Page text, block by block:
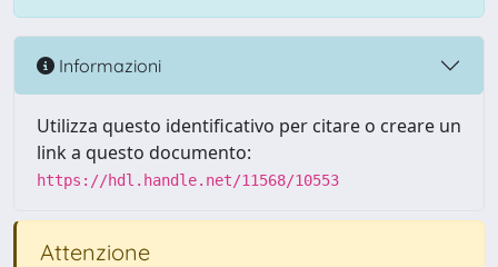
Informazioni
Utilizza questo identificativo per citare o creare un
link a questo documento:
https://hdl.handle.net/11568/10553
Attenzione